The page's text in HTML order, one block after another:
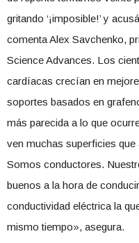
gritando ‘¡imposible!’ y
comenta Alex Savchenko,
Science Advances. Los
cardíacas crecían en
soportes basados en
más parecida a lo que
ven muchas superficies
Somos conductores.
buenos a la hora de
conductividad eléctrica la
mismo tiempo», asegura.